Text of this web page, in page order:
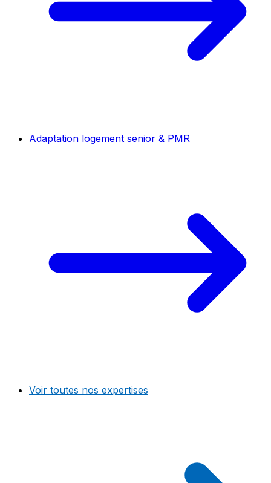
Adaptation logement senior & PMR
Voir toutes nos expertises